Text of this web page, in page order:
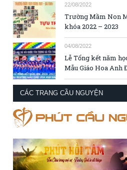
22/08/2022
Trường Mầm Non
khóa 2022 – 2023
04/08/2022
Lễ Tổng kết năm
Mẫu Giáo Hoa Anh
CÁC TRANG CẦU NGUYỆN